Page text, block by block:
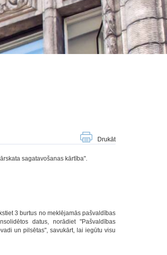
Drukāt
sagatavošanas kārtība".
3 burtus no meklējamās pašvaldības
datus, norādiet "Pašvaldības
un pilsētas", savukārt, lai iegūtu visu